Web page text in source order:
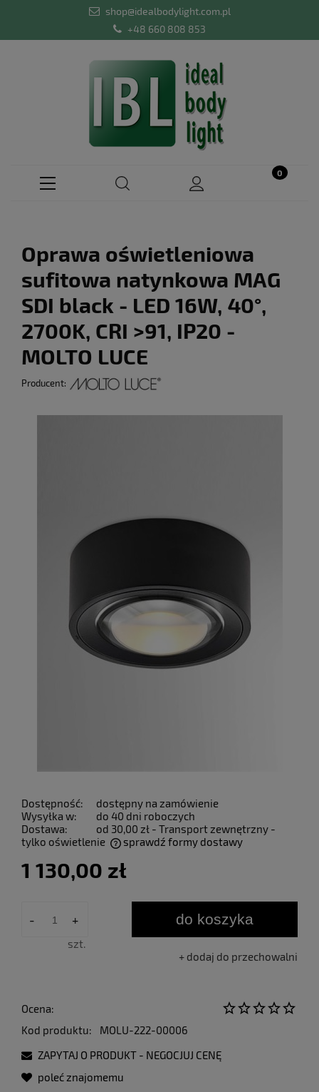
shop@idealbodylight.com.pl
+48 660 808 853
Oprawa oświetleniowa
sufitowa natynkowa MAG
SDI black - LED 16W, 40°,
2700K, CRI >91, IP20 -
MOLTO LUCE
Producent:
Dostępność:
dostępny na zamówienie
Wysyłka w:
do 40 dni roboczych
Dostawa:
od 30,00 zł - Transport zewnętrzny -
tylko oświetlenie
sprawdź formy dostawy
1 130,00 zł
- +
szt.
do koszyka
dodaj do przechowalni
Ocena:
Kod produktu:
MOLU-222-00006
ZAPYTAJ O PRODUKT - NEGOCJUJ CENĘ
poleć znajomemu